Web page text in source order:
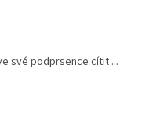
své podprsence cítit ...